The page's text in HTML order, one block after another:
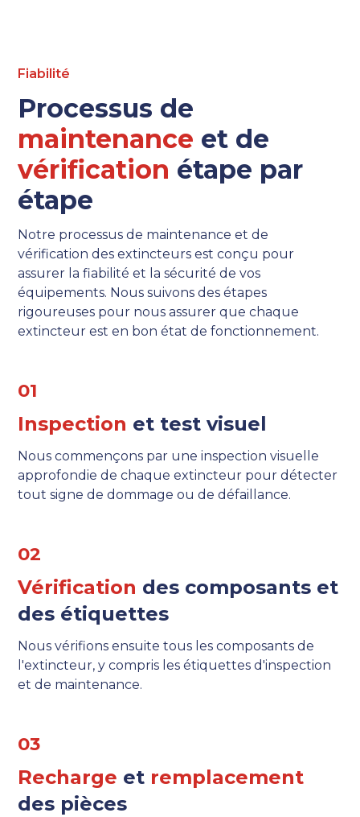
Fiabilité
Processus de
maintenance et de
vérification étape par
étape
Notre processus de maintenance et de
vérification des extincteurs est conçu pour
assurer la fiabilité et la sécurité de vos
équipements. Nous suivons des étapes
rigoureuses pour nous assurer que chaque
extincteur est en bon état de fonctionnement.
01
Inspection et test visuel
Nous commençons par une inspection visuelle
approfondie de chaque extincteur pour détecter
tout signe de dommage ou de défaillance.
02
Vérification des composants et
des étiquettes
Nous vérifions ensuite tous les composants de
l'extincteur, y compris les étiquettes d'inspection
et de maintenance.
03
Recharge et remplacement
des pièces